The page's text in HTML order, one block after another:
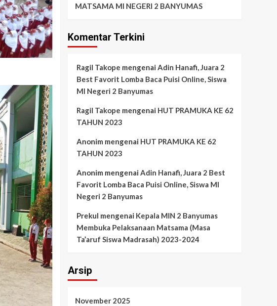
MATSAMA MI NEGERI 2 BANYUMAS
Komentar Terkini
Ragil Takope mengenai Adin Hanafi, Juara 2
Best Favorit Lomba Baca Puisi Online, Siswa
MI Negeri 2 Banyumas
Ragil Takope mengenai HUT PRAMUKA KE 62
TAHUN 2023
Anonim mengenai HUT PRAMUKA KE 62
TAHUN 2023
Anonim mengenai Adin Hanafi, Juara 2 Best
Favorit Lomba Baca Puisi Online, Siswa MI
Negeri 2 Banyumas
Prekul mengenai Kepala MIN 2 Banyumas
Membuka Pelaksanaan Matsama (Masa
Ta’aruf Siswa Madrasah) 2023-2024
Arsip
November 2025